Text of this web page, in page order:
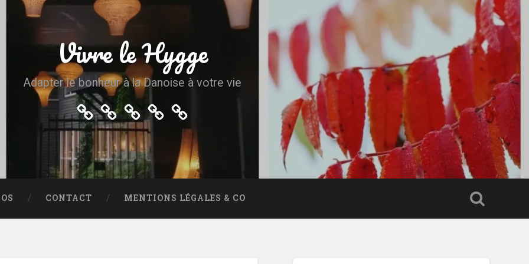
Vivre le Hygge
Adapter le bonheur à la Danoise à votre vie
Accueil
Plan
du
site
A
propos
Contact
Mentions
légales
&
co
CONTACT MENTIONS LÉGALES & CO